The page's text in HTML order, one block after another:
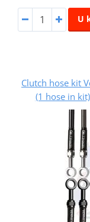
U
Clutch hose kit
(1 hose in